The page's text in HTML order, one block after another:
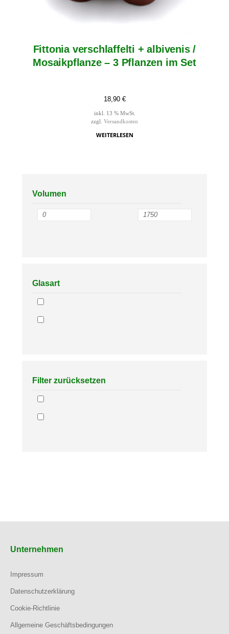
Fittonia verschlaffelti + albivenis /
Mosaikpflanze – 3 Pflanzen im Set
18,90 €
inkl. 13 % MwSt.
zzgl. Versandkosten
WEITERLESEN
Volumen
Glasart
Filter zurücksetzen
Unternehmen
Impressum
Datenschutzerklärung
Cookie-Richtlinie
Allgemeine Geschäftsbedingungen